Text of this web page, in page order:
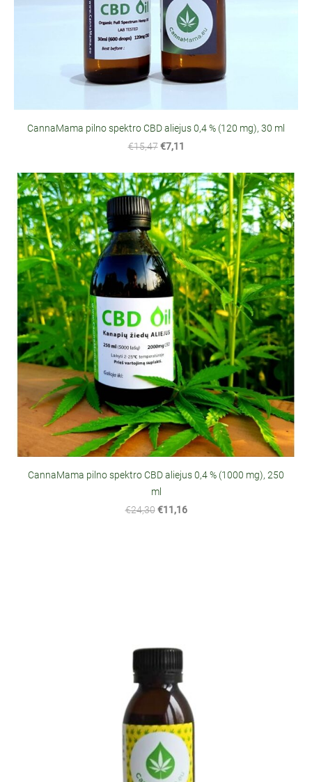
CannaMama pilno spektro CBD aliejus 0,4 % (120 mg), 30 ml
€15,47 €7,11
CannaMama pilno spektro CBD aliejus 0,4 % (1000 mg), 250
ml
€24,30 €11,16